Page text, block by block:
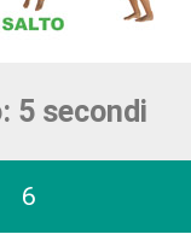
5 secondi
6